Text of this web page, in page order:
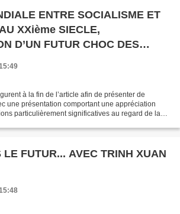
ENTRE SOCIALISME ET
XXième SIECLE,
D’UN FUTUR CHOC DES
XXIième SIECLE ? (*)
à la fin de l’article afin de présenter de
une présentation comportant une appréciation
particulièrement significatives au regard de la
LE FUTUR... AVEC TRINH XUAN